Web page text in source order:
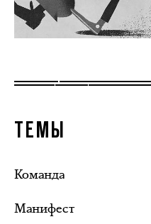
ТЕМЫ
Команда
Манифест